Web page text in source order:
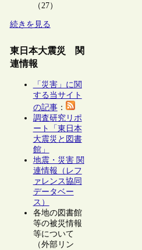
（27）
続きを見る
東日本大震災 関
連情報
「災害」に関
する当サイト
の記事：
調査研究リポ
ート「東日本
大震災と図書
館」
地震・災害 関
連情報（レフ
ァレンス協同
データベー
ス）
各地の図書館
等の被災情報
等について
（外部リン